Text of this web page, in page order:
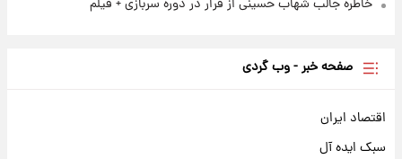
خاطره جالب شهاب حسینی از فرار در دوره سربازی + فیلم
صفحه خبر - وب گردی
اقتصاد ایران
سبک ایده آل